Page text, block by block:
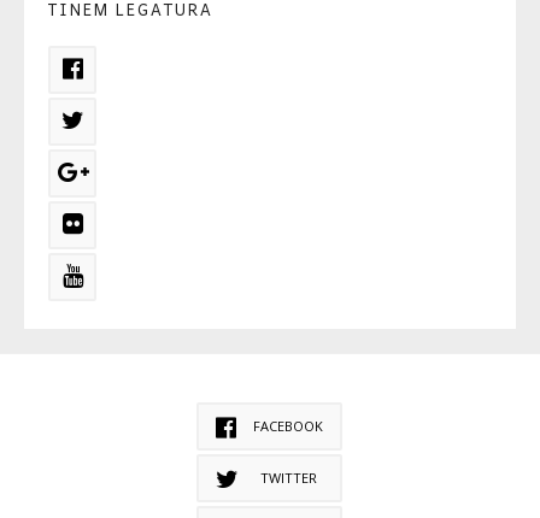
TINEM LEGATURA
FACEBOOK
TWITTER